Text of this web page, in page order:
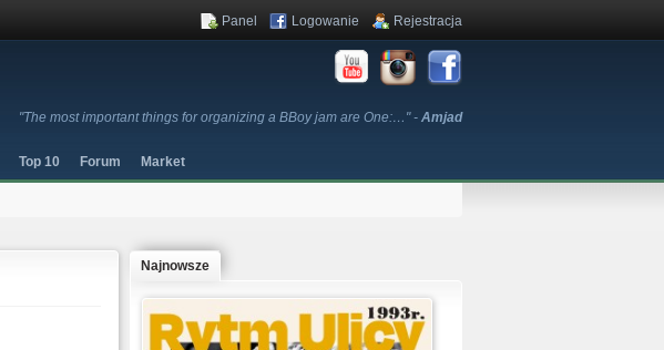
"The most important things for organizing a BBoy jam are One:…" - Amjad
Panel Logowanie Rejestracja
Top 10 Forum Market
Najnowsze